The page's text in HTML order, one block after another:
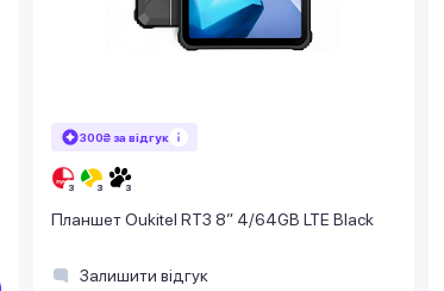
300₴ за відгук
Планшет Oukitel RT3 8” 4/64GB LTE Black
Залишити відгук